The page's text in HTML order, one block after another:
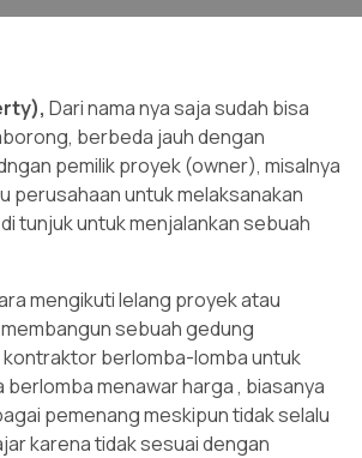
Dari nama nya saja sudah bisa
berbeda jauh dengan
pemilik proyek (owner), misalnya
perusahaan untuk melaksanakan
tunjuk untuk menjalankan sebuah
mengikuti lelang proyek atau
sebuah gedung
kontraktor berlomba-lomba untuk
menawar harga , biasanya
pemenang meskipun tidak selalu
karena tidak sesuai dengan